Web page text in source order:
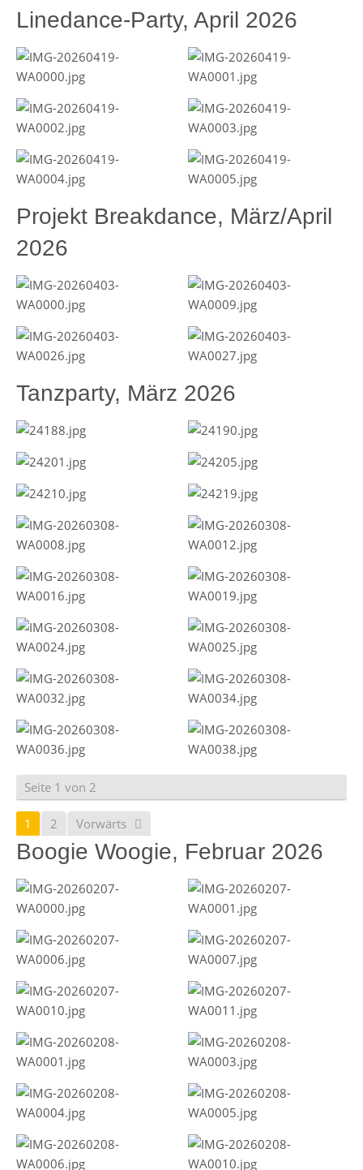
Linedance-Party, April 2026
Projekt Breakdance, März/April
2026
Tanzparty, März 2026
Seite 1 von 2
1 2 Vorwärts
Boogie Woogie, Februar 2026